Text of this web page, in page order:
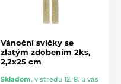
Vánoční svíčky se
zlatým zdobením 2ks,
2,2x25 cm
Skladom, v stredu 12. 8. u vás